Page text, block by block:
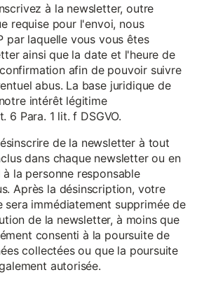
à la newsletter, outre
requise pour l'envoi, nous
par laquelle vous vous êtes
ainsi que la date et l'heure de
afin de pouvoir suivre
abus. La base juridique de
intérêt légitime
6 Para. 1 lit. f DSGVO.
de la newsletter à tout
dans chaque newsletter ou en
la personne responsable
Après la désinscription, votre
sera immédiatement supprimée de
de la newsletter, à moins que
consenti à la poursuite de
collectées ou que la poursuite
autorisée.